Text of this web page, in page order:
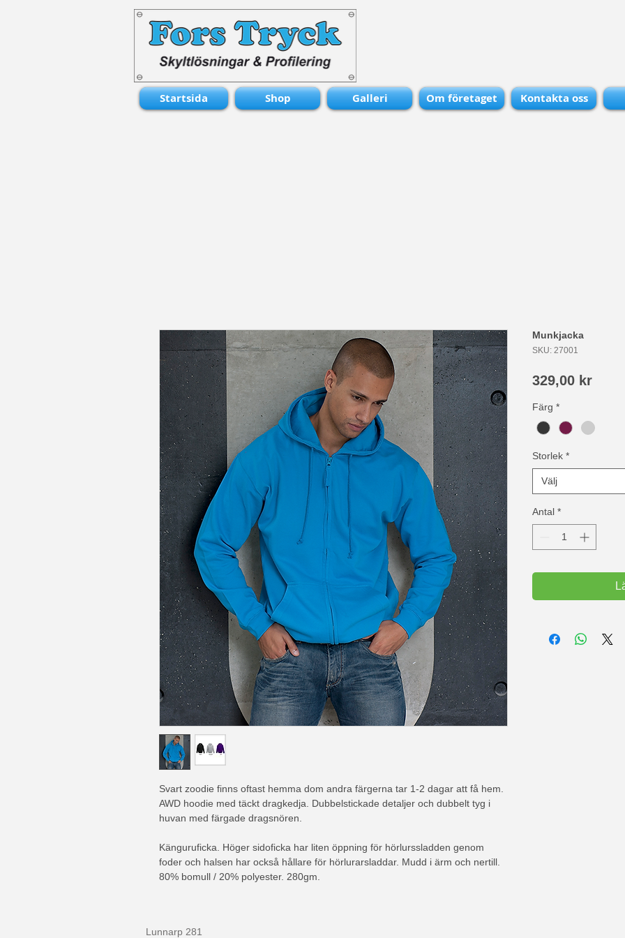
Startsida Shop Galleri Om företaget Kontakta oss
Svart zoodie finns oftast hemma dom andra färgerna tar 1-2 dagar att få hem.
AWD hoodie med täckt dragkedja. Dubbelstickade detaljer och dubbelt tyg i
huvan med färgade dragsnören.
Känguruficka. Höger sidoficka har liten öppning för hörlurssladden genom
foder och halsen har också hållare för hörlurarsladdar. Mudd i ärm och nertill.
80% bomull / 20% polyester. 280gm.
Munkjacka
SKU: 27001
329,00 krPris
Färg *
Storlek *
Välj
Antal *
Lunnarp 281